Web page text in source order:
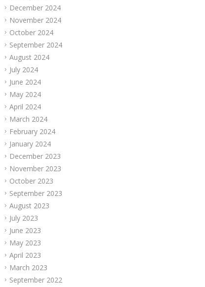
December 2024
November 2024
October 2024
September 2024
August 2024
July 2024
June 2024
May 2024
April 2024
March 2024
February 2024
January 2024
December 2023
November 2023
October 2023
September 2023
August 2023
July 2023
June 2023
May 2023
April 2023
March 2023
September 2022